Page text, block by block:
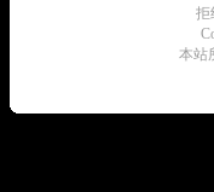
拒
本站